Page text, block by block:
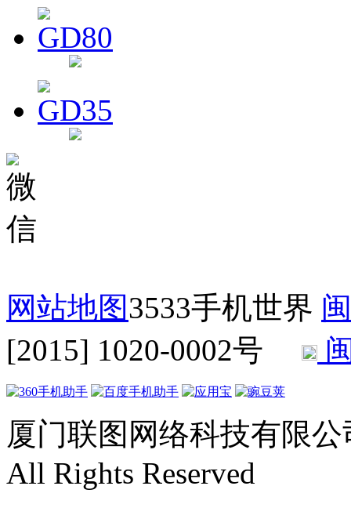
网站地图3533手机世界
[2015] 1020-0002号
厦门联图网络科技有限公
All Rights Reserved